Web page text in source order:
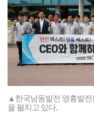
▲한국남동발전 영흥발
을 펼치고 있다.